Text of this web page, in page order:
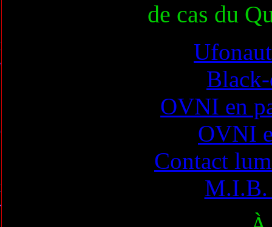
de cas du
OVNI en
OVNI
Contact
M.I.B.